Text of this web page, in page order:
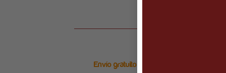
Envío gratuito en ordenes arriba de $999